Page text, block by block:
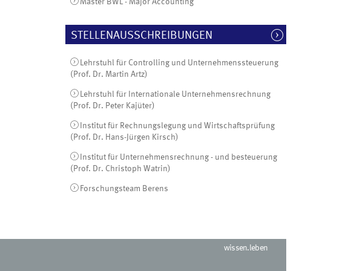
Master BWL - Major Accounting
STELLENAUSSCHREIBUNGEN
Lehrstuhl für Controlling und Unternehmenssteuerung
(Prof. Dr. Martin Artz)
Lehrstuhl für Internationale Unternehmensrechnung
(Prof. Dr. Peter Kajüter)
Institut für Rechnungslegung und Wirtschaftsprüfung
(Prof. Dr. Hans-Jürgen Kirsch)
Institut für Unternehmensrechnung - und besteuerung
(Prof. Dr. Christoph Watrin)
Forschungsteam Berens
wissen.leben